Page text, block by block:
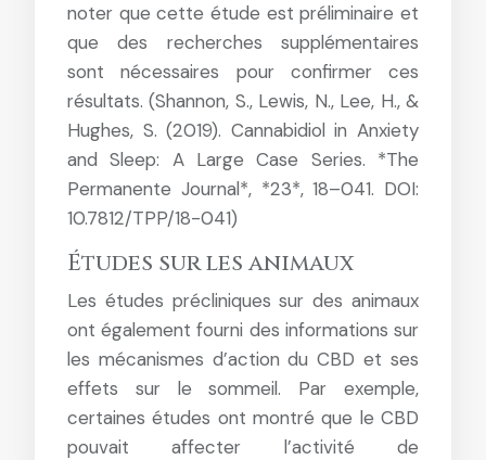
noter que cette étude est préliminaire et
que des recherches supplémentaires
sont nécessaires pour confirmer ces
résultats. (Shannon, S., Lewis, N., Lee, H., &
Hughes, S. (2019). Cannabidiol in Anxiety
and Sleep: A Large Case Series. *The
Permanente Journal*, *23*, 18–041. DOI:
10.7812/TPP/18-041)
Études sur les animaux
Les études précliniques sur des animaux
ont également fourni des informations sur
les mécanismes d’action du CBD et ses
effets sur le sommeil. Par exemple,
certaines études ont montré que le CBD
pouvait affecter l’activité de